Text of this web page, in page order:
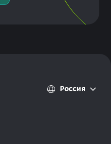
Россия